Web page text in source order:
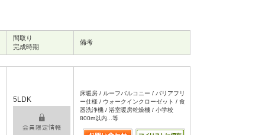
間取り
完成時期
備考
5LDK
床暖房 / ルーフバルコニー / バリアフリ
ー仕様 / ウォークインクローゼット / 食
器洗浄機 / 浴室暖房乾燥機 / 小学校
800m以内...等